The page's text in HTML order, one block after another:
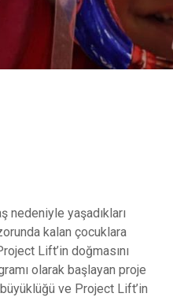
nedeniyle yaşadıkları
kalan çocuklara
Lift’in doğmasını
olarak başlayan proje
ve Project Lift’in